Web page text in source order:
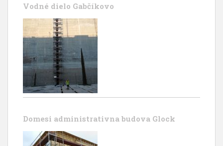
Vodné dielo Gabčíkovo
Domesi administrativna budova Glock